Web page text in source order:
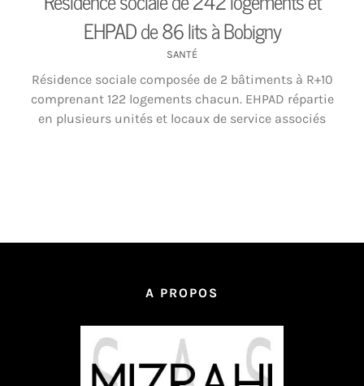
EHPAD de 86 lits à Bobigny
SANTÉ
Résidence sociale composée de 2 bâtiments à R+10
comprenant 122 logements chacun. EHPAD répartie
en plusieurs unités et locaux de service associés
A PROPOS